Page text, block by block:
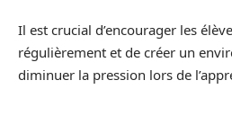
Il est crucial d’encourager les
régulièrement et de créer un
diminuer la pression lors de